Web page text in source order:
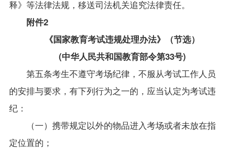
释》等法律法规，移送司法机关追究法律责任。
附件2
《国家教育考试违规处理办法》（节选）
(中华人民共和国教育部令第33号)
第五条考生不遵守考场纪律，不服从考试工作人员
的安排与要求，有下列行为之一的，应当认定为考试违
纪：
（一）携带规定以外的物品进入考场或者未放在指
定位置的；